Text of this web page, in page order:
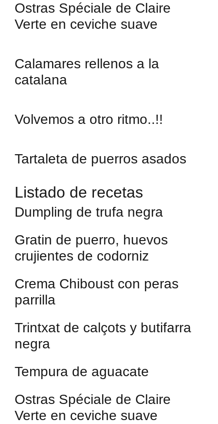
Ostras Spéciale de Claire
Verte en ceviche suave
Calamares rellenos a la
catalana
Volvemos a otro ritmo..!!
Tartaleta de puerros asados
Listado de recetas
Dumpling de trufa negra
Gratin de puerro, huevos
crujientes de codorniz
Crema Chiboust con peras
parrilla
Trintxat de calçots y butifarra
negra
Tempura de aguacate
Ostras Spéciale de Claire
Verte en ceviche suave